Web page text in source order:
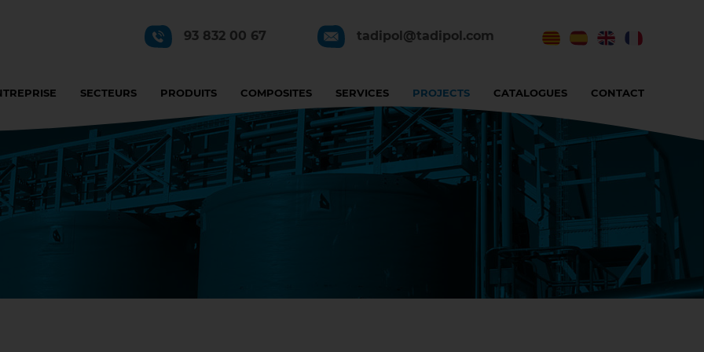
93 832 00 67 tadipol@tadipol.com
SECTEURS PRODUITS COMPOSITES SERVICES PROJECTS CATALOGUES CONTACT